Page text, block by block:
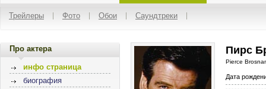
Трейлеры Фото Обои Саундтреки
Про актера
инфо страница
биография
Пирс
Pierce
Дата